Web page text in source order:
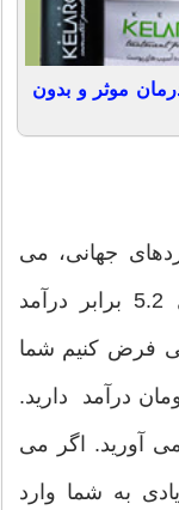
موثر و بدون
جهانی، می
گویند شما باید در 50 سالگی معادل 5.2 برابر درآمد
فرض کنیم شما
تومان درآمد دارید.
پول در می آورید. اگر می
به شما وارد